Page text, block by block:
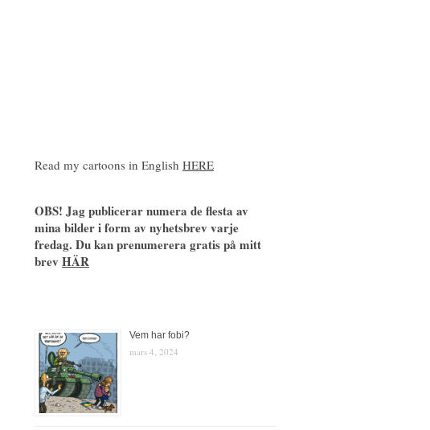
Read my cartoons in English HERE
OBS! Jag publicerar numera de flesta av
mina bilder i form av nyhetsbrev varje
fredag. Du kan prenumerera gratis på mitt
brev HÄR
Vem har fobi?
mars 4, 2024